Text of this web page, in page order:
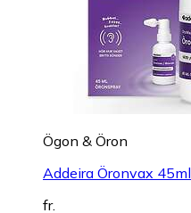
Ögon & Öron
Addeira Öronvax 45ml
fr.